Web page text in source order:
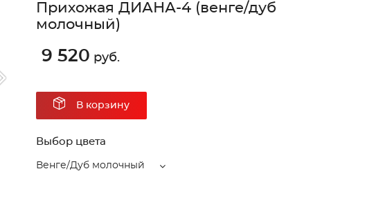
Прихожая ДИАНА-4 (венге/дуб
молочный)
9 520 руб.
В корзину
Выбор цвета
Венге/Дуб молочный